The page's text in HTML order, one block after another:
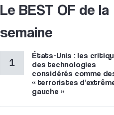
Le BEST OF de la
semaine
États-Unis : les
des technologies
considérés comme
« terroristes
gauche »